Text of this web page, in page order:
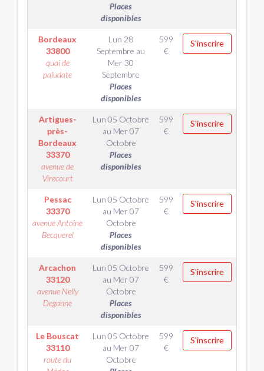
Places
disponibles
Bordeaux
33800
quai de
paludate
Lun 28
Septembre au
Mer 30
Septembre
Places
disponibles
599
€
S'inscrire
Artigues-
près-
Bordeaux
33370
avenue de
Virecourt
Lun 05 Octobre
au Mer 07
Octobre
Places
disponibles
599
€
S'inscrire
Pessac
33370
avenue Antoine
Becquerel
Lun 05 Octobre
au Mer 07
Octobre
Places
disponibles
599
€
S'inscrire
Arcachon
33120
avenue Nelly
Deganne
Lun 05 Octobre
au Mer 07
Octobre
Places
disponibles
599
€
S'inscrire
Le Bouscat
33110
route du
Lun 05 Octobre
au Mer 07
Octobre
599
€
S'inscrire